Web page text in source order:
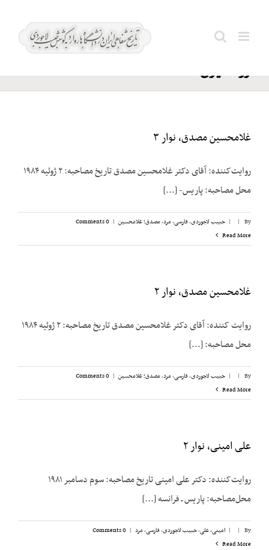
محمد و
روحانیون
غلامحسین مصدق، نوار ۳
روایت‌کننده: آقای دکتر غلامحسین مصدق تاریخ مصاحبه: ۲ ژوئیه ۱۹۸۴
محل مصاحبه: پاریس- [...]
By
|
| حبیب لاجوردی,فارسی,مرد,مصدق؛ غلامحسین |
0 Comments
Read More
غلامحسین مصدق، نوار ۲
روایت کننده: آقای دکتر غلامحسین مصدق تاریخ مصاحبه: ۲ ژوئیه ۱۹۸۴
محل مصاحبه: [...]
By
|
| حبیب لاجوردی,فارسی,مرد,مصدق؛ غلامحسین |
0 Comments
Read More
علی امینی، نوار ۲
روایت‌کننده: دکتر علی امینی تاریخ مصاحبه: سوم دسامبر ۱۹۸۱
محل‌مصاحبه: پاریس ـ فرانسه [...]
By
|
| امینی، علی,حبیب لاجوردی,فارسی,مرد |
0 Comments
Read More